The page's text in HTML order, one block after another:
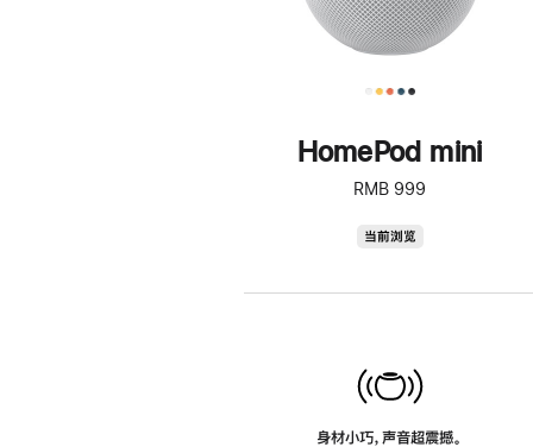
HomePod mini
RMB 999
当前浏览
身材小巧，声音超震撼。